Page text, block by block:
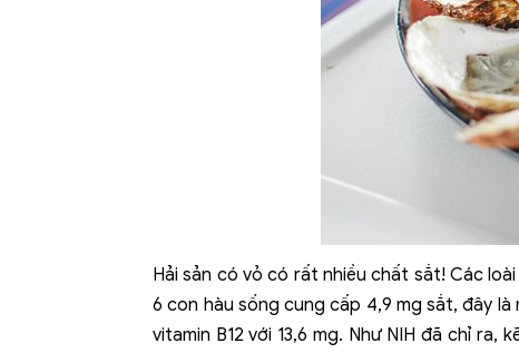
Hải sản có vỏ có rất nhiều chất sắt! Các
6 con hàu sống cung cấp 4,9 mg sắt, đây
vitamin B12 với 13,6 mg. Như NIH đã chỉ ra,